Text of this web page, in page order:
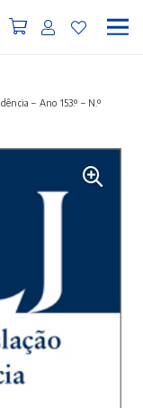
– Ano 153.º – N.º